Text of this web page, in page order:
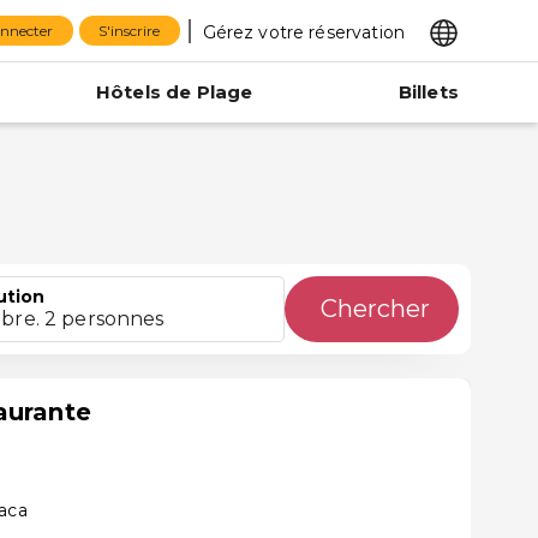
S'inscrire Gérez votre réservation
Hôtels de Plage Billets
2 personnes Chercher